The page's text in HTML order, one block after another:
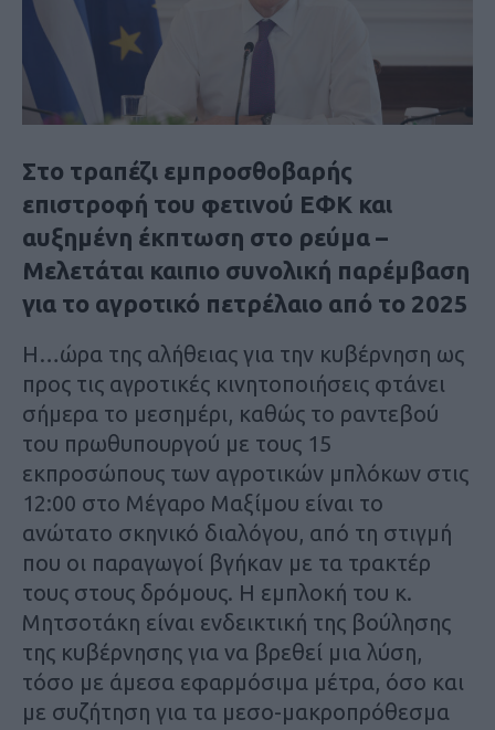
Στο τραπέζι εμπροσθοβαρής
επιστροφή του φετινού ΕΦΚ και
αυξημένη έκπτωση στο ρεύμα –
Μελετάται καιπιο συνολική παρέμβαση
για το αγροτικό πετρέλαιο από το 2025
Η…ώρα της αλήθειας για την κυβέρνηση ως
προς τις αγροτικές κινητοποιήσεις φτάνει
σήμερα το μεσημέρι, καθώς το ραντεβού
του πρωθυπουργού με τους 15
εκπροσώπους των αγροτικών μπλόκων στις
12:00 στο Μέγαρο Μαξίμου είναι το
ανώτατο σκηνικό διαλόγου, από τη στιγμή
που οι παραγωγοί βγήκαν με τα τρακτέρ
τους στους δρόμους. Η εμπλοκή του κ.
Μητσοτάκη είναι ενδεικτική της βούλησης
της κυβέρνησης για να βρεθεί μια λύση,
τόσο με άμεσα εφαρμόσιμα μέτρα, όσο και
με συζήτηση για τα μεσο-μακροπρόθεσμα